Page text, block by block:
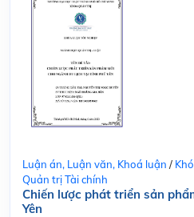
Luận án, Luận văn, Khoá luận /
Quản trị Tài chính
Chiến lược phát triển sản
Yên